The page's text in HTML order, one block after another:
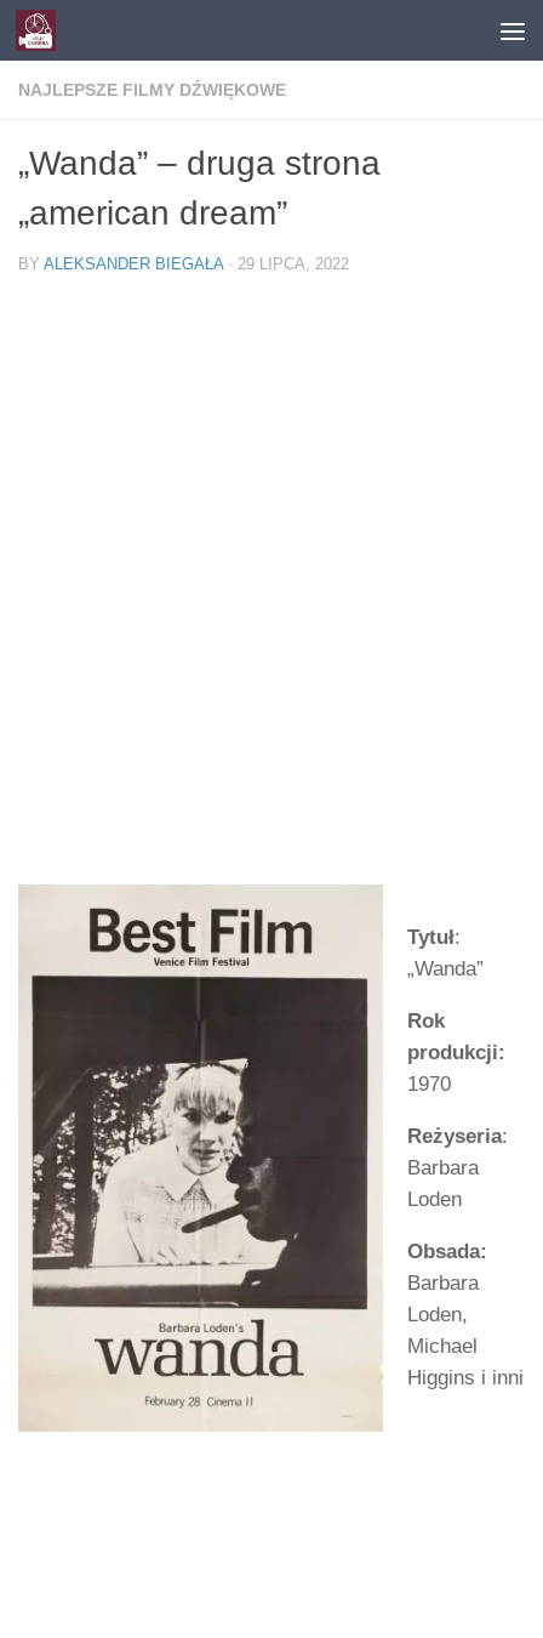
Skip to content
NAJLEPSZE FILMY DŹWIĘKOWE
„Wanda” – druga strona
„american dream”
BY ALEKSANDER BIEGAŁA · 29 LIPCA, 2022
Tytuł:
„Wanda”
Rok
produkcji:
1970
Reżyseria:
Barbara
Loden
Obsada:
Barbara
Loden,
Michael
Higgins i inni